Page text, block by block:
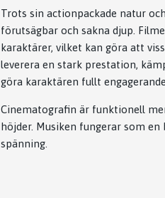
Trots sin actionpackade natur
förutsägbar och sakna djup.
karaktärer, vilket kan göra att
leverera en stark prestation,
göra karaktären fullt engagerande.
Cinematografin är funktionell
höjder. Musiken fungerar som
spänning.